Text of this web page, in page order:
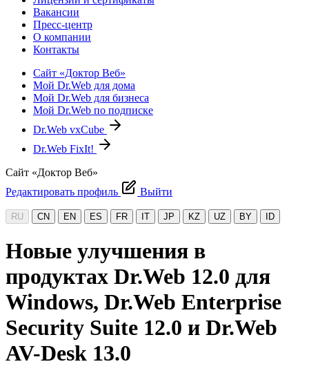
Вакансии
Пресс-центр
О компании
Контакты
Сайт «Доктор Веб»
Мой Dr.Web для дома
Мой Dr.Web для бизнеса
Мой Dr.Web по подписке
Dr.Web vxCube
Dr.Web FixIt!
Сайт «Доктор Веб»
Редактировать профиль
Выйти
RU CN EN ES FR IT JP KZ UZ BY ID
Новые улучшения в
продуктах Dr.Web 12.0 для
Windows, Dr.Web Enterprise
Security Suite 12.0 и Dr.Web
AV-Desk 13.0